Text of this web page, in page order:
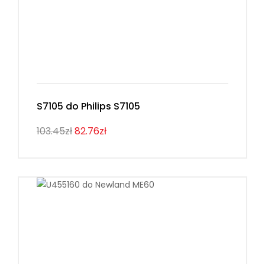
S7105 do Philips S7105
103.45zł82.76zł